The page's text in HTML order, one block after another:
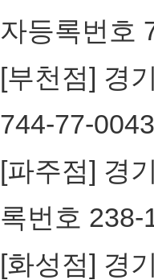
자등록번호
[부천점] 경
744-77-
[파주점] 경
록번호
[화성점] 경